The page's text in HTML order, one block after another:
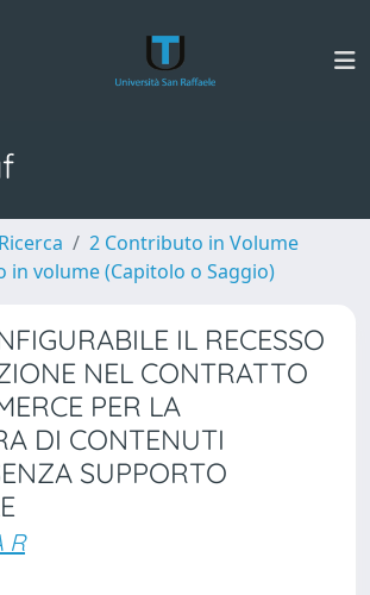
2 Contributo in Volume
in volume (Capitolo o Saggio)
IL RECESSO
NEL CONTRATTO
PER LA
DI CONTENUTI
SUPPORTO
R